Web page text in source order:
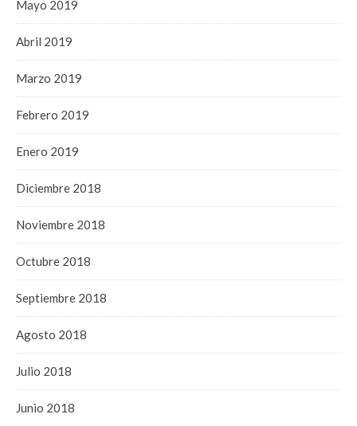
Mayo 2019
Abril 2019
Marzo 2019
Febrero 2019
Enero 2019
Diciembre 2018
Noviembre 2018
Octubre 2018
Septiembre 2018
Agosto 2018
Julio 2018
Junio 2018